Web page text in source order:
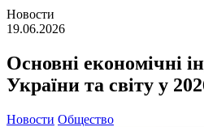
Новости
19.06.2026
Основні економічні
України та світу у
Новости Общество